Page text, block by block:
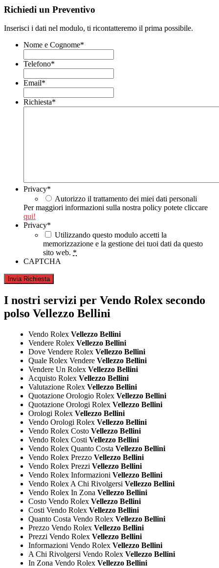
Richiedi un Preventivo
Inserisci i dati nel modulo, ti ricontatteremo il prima possibile.
Nome e Cognome*
Telefono*
Email*
Richiesta*
Privacy*
Autorizzo il trattamento dei miei dati personali
Per maggiori informazioni sulla nostra policy potete cliccare
qui!
Privacy*
Utilizzando questo modulo accetti la
memorizzazione e la gestione dei tuoi dati da questo
sito web. *
CAPTCHA
I nostri servizi per Vendo Rolex secondo
polso Vellezzo Bellini
Vendo Rolex Vellezzo Bellini
Vendere Rolex Vellezzo Bellini
Dove Vendere Rolex Vellezzo Bellini
Quale Rolex Vendere Vellezzo Bellini
Vendere Un Rolex Vellezzo Bellini
Acquisto Rolex Vellezzo Bellini
Valutazione Rolex Vellezzo Bellini
Quotazione Orologio Rolex Vellezzo Bellini
Quotazione Orologi Rolex Vellezzo Bellini
Orologi Rolex Vellezzo Bellini
Vendo Orologi Rolex Vellezzo Bellini
Vendo Rolex Costo Vellezzo Bellini
Vendo Rolex Costi Vellezzo Bellini
Vendo Rolex Quanto Costa Vellezzo Bellini
Vendo Rolex Prezzo Vellezzo Bellini
Vendo Rolex Prezzi Vellezzo Bellini
Vendo Rolex Informazioni Vellezzo Bellini
Vendo Rolex A Chi Rivolgersi Vellezzo Bellini
Vendo Rolex In Zona Vellezzo Bellini
Costo Vendo Rolex Vellezzo Bellini
Costi Vendo Rolex Vellezzo Bellini
Quanto Costa Vendo Rolex Vellezzo Bellini
Prezzo Vendo Rolex Vellezzo Bellini
Prezzi Vendo Rolex Vellezzo Bellini
Informazioni Vendo Rolex Vellezzo Bellini
A Chi Rivolgersi Vendo Rolex Vellezzo Bellini
In Zona Vendo Rolex Vellezzo Bellini